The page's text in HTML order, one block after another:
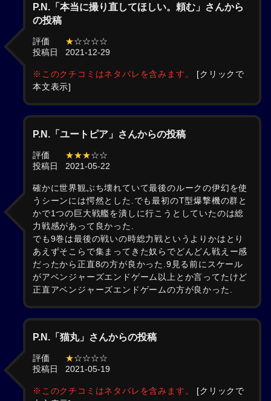
P.N.「本当に撮り直してほしい。頼む」さんから
の投稿
評価 ★☆☆☆☆
投稿日
2021-12-29
※このクチコミはネタバレを含みます。
[クリックで
本文表示]
P.N.「ユートピア」さんからの投稿
評価 ★★★☆☆
投稿日
2021-05-22
確かに世界観ぶち壊れていて最後のルークの伊幻を使
うシーンには愕然とした.でも最初のT型爆撃機の群と
かで1つの巨大戦艦を潰しに行こうとしていたのは総
力戦感があって良かった.
でも9巻は最後の戦いの時総力戦というよりかはとり
あえずそこらで集まってきた奴らでどんどん戦えー感
だったから正直8の方が良かった.9見る前にスケール
がアベンジャーズエンドゲーム以上とか言ってたけど
正直アベンジャーズエンドゲームの方が良かった.
P.N.「猫丸」さんからの投稿
評価 ★☆☆☆☆
投稿日
2021-05-19
※このクチコミはネタバレを含みます。
[クリックで